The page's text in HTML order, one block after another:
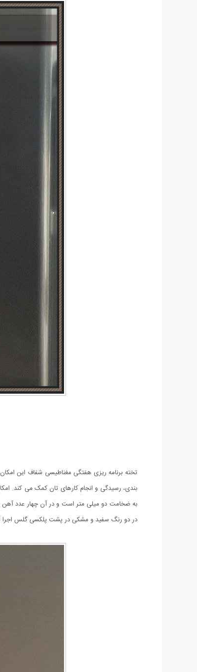
تخته برنامه ریزی هفتگی مغناطیسی شفاف این
بندی، رسیدگی و انجام کارهای تان کمک می کند.
به ضخامت دو میلی متر است و در آن چهار عدد آهن
در دو رنگ سفید و مشکی در پشت پلکسی گلس اجرا